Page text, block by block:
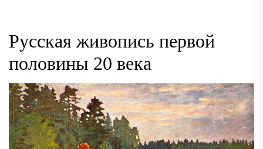
Русская живопись первой
половины 20 века